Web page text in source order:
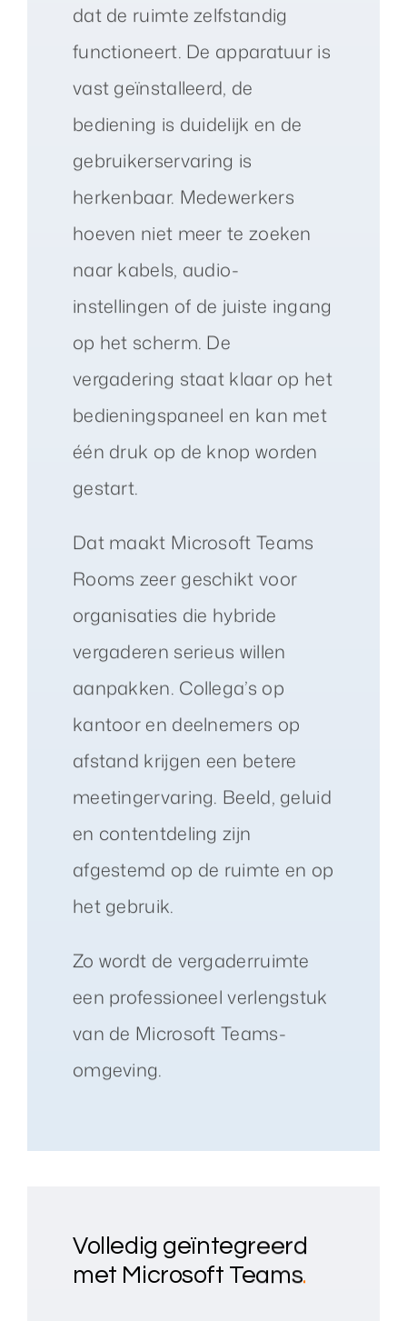
dat de ruimte zelfstandig
functioneert. De apparatuur is
vast geïnstalleerd, de
bediening is duidelijk en de
gebruikerservaring is
herkenbaar. Medewerkers
hoeven niet meer te zoeken
naar kabels, audio-
instellingen of de juiste ingang
op het scherm. De
vergadering staat klaar op het
bedieningspaneel en kan met
één druk op de knop worden
gestart.
Dat maakt Microsoft Teams
Rooms zeer geschikt voor
organisaties die hybride
vergaderen serieus willen
aanpakken. Collega’s op
kantoor en deelnemers op
afstand krijgen een betere
meetingervaring. Beeld, geluid
en contentdeling zijn
afgestemd op de ruimte en op
het gebruik.
Zo wordt de vergaderruimte
een professioneel verlengstuk
van de Microsoft Teams-
omgeving.
Volledig geïntegreerd
met Microsoft Teams.